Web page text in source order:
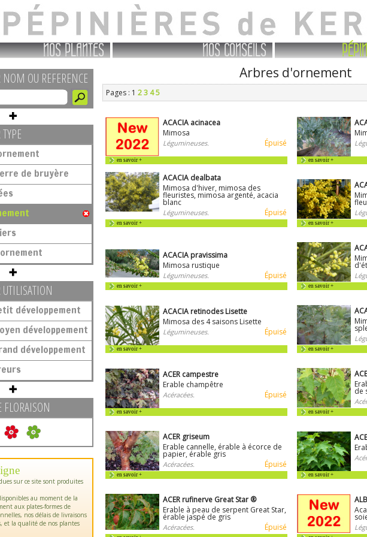
NOS PLANTES NOS CONSEILS
NOM OU REFERENCE
de bruyère
UTILISATION
développement
développement
développement
FLORAISON
sur ce site sont produites
au moment de la
aux plates-formes de
nos délais de livraisons
et la qualité de nos plantes
Arbres d'ornement
Pages : 1 23 45
ACACIA acinacea
Mimosa
Épuisé
Légumineuses.
en savoir + en savoir +
ACACIA dealbata
Mimosa d'hiver, mimosa des
fleuristes, mimosa argenté, acacia
blanc
Épuisé
Légumineuses.
en savoir + en savoir +
ACACIA pravissima
Mimosa rustique
Épuisé
Légumineuses.
en savoir + en savoir +
ACACIA retinodes Lisette
Mimosa des 4 saisons Lisette
Épuisé
Légumineuses.
en savoir + en savoir +
ACER campestre
Erable champêtre
Épuisé
Acéracées.
en savoir +
de
en savoir +
ACER griseum
Erable cannelle, érable à écorce de
papier, érable gris
Épuisé
Acéracées.
en savoir + en savoir +
ACER rufinerve Great Star ®
Erable à peau de serpent Great Star,
érable jaspé de gris
Épuisé
Acéracées.